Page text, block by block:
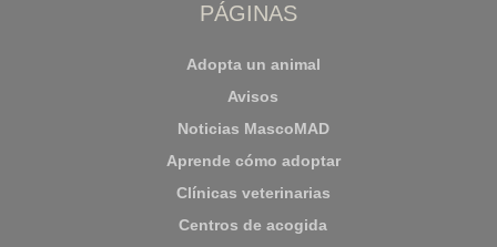
PÁGINAS
Adopta un animal
Avisos
Noticias MascoMAD
Aprende cómo adoptar
Clínicas veterinarias
Centros de acogida